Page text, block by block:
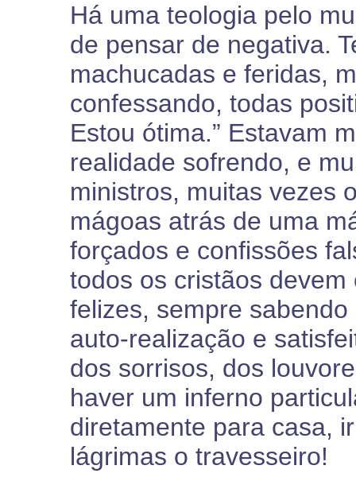
Há uma teologia pelo
de pensar de negativa.
machucadas e feridas,
confessando, todas
Estou ótima.” Estavam
realidade sofrendo, e
ministros, muitas vezes
mágoas atrás de uma
forçados e confissões
todos os cristãos
felizes, sempre
auto-realização e
dos sorrisos, dos
haver um inferno
diretamente para casa,
lágrimas o travesseiro!